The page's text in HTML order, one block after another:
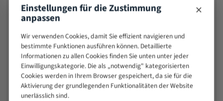
15
8/12 6/10
4/5
20
30
4/5
50
80
> 100
VOLLMATERIAL
Einstellungen für die Zustimmung
anpassen ×
Wir verwenden Cookies, damit Sie effizient navigieren und
bestimmte Funktionen ausführen können. Detaillierte
Informationen zu allen Cookies finden Sie unten unter jeder
Einwilligungskategorie. Die als „notwendig" kategorisierten
Cookies werden in Ihrem Browser gespeichert, da sie für die
Aktivierung der grundlegenden Funktionalitäten der Website
unerlässlich sind.